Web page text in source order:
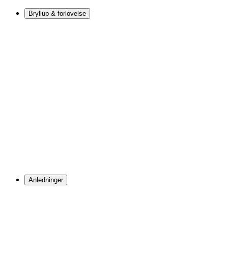
Bryllup & forlovelse
Anledninger